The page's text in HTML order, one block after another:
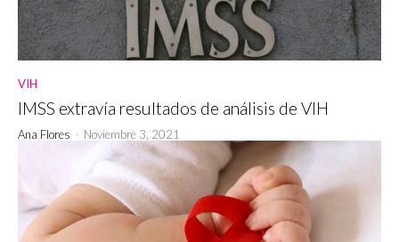
VIH
IMSS extravía resultados de análisis de VIH
Ana Flores - Noviembre 3, 2021